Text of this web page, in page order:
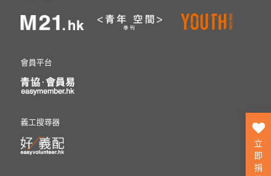
會員平台
義工搜尋器
立
即
捐